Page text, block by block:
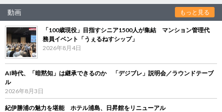
動画 もっと見る
「100歳現役」目指すシニア1500人が集結 マンション管理代
務員イベント「うぇるねすシップ」
2026年8月4日
AI時代、「暗黙知」は継承できるのか 「デジブレ」説明会／ラウンドテーブ
ル
2026年8月3日
紀伊勝浦の魅力を堪能 ホテル浦島、日昇館をリニューアル